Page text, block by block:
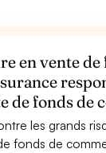
en vente
de fonds de
les grands
fonds de